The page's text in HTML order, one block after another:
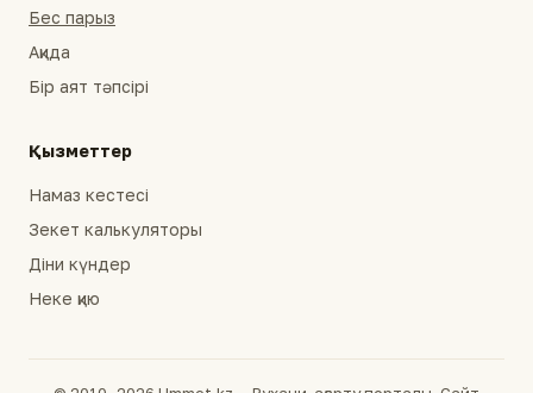
Бес парыз
Ақида
Бір аят тәпсірі
Қызметтер
Намаз кестесі
Зекет калькуляторы
Діни күндер
Неке қию